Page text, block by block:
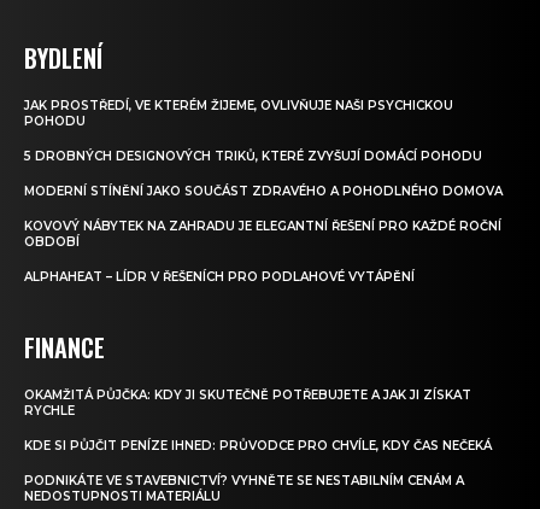
BYDLENÍ
JAK PROSTŘEDÍ, VE KTERÉM ŽIJEME, OVLIVŇUJE NAŠI PSYCHICKOU
POHODU
5 DROBNÝCH DESIGNOVÝCH TRIKŮ, KTERÉ ZVYŠUJÍ DOMÁCÍ POHODU
MODERNÍ STÍNĚNÍ JAKO SOUČÁST ZDRAVÉHO A POHODLNÉHO DOMOVA
KOVOVÝ NÁBYTEK NA ZAHRADU JE ELEGANTNÍ ŘEŠENÍ PRO KAŽDÉ ROČNÍ
OBDOBÍ
ALPHAHEAT – LÍDR V ŘEŠENÍCH PRO PODLAHOVÉ VYTÁPĚNÍ
FINANCE
OKAMŽITÁ PŮJČKA: KDY JI SKUTEČNĚ POTŘEBUJETE A JAK JI ZÍSKAT
RYCHLE
KDE SI PŮJČIT PENÍZE IHNED: PRŮVODCE PRO CHVÍLE, KDY ČAS NEČEKÁ
PODNIKÁTE VE STAVEBNICTVÍ? VYHNĚTE SE NESTABILNÍM CENÁM A
NEDOSTUPNOSTI MATERIÁLU